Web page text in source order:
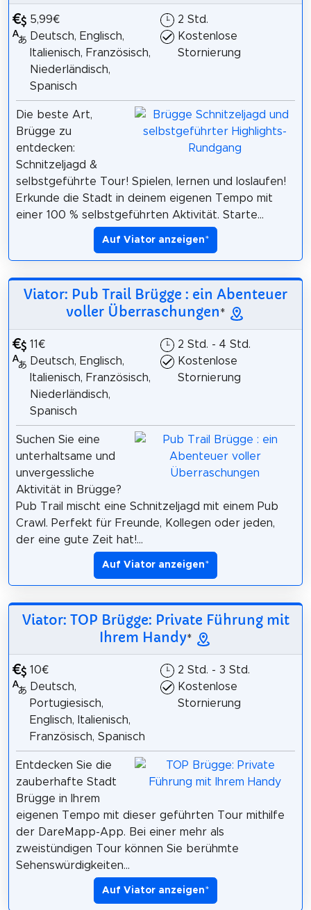
5,99€
Deutsch, Englisch,
Italienisch, Französisch,
Niederländisch,
Spanisch
2 Std.
Kostenlose
Stornierung
Die beste Art,
Brügge zu
entdecken:
Schnitzeljagd &
selbstgeführte Tour! Spielen, lernen und loslaufen!
Erkunde die Stadt in deinem eigenen Tempo mit
einer 100 % selbstgeführten Aktivität. Starte...
Auf Viator anzeigen*
Viator: Pub Trail Brügge : ein Abenteuer
voller Überraschungen*
11€
Deutsch, Englisch,
Italienisch, Französisch,
Niederländisch,
Spanisch
2 Std. - 4 Std.
Kostenlose
Stornierung
Suchen Sie eine
unterhaltsame und
unvergessliche
Aktivität in Brügge?
Pub Trail mischt eine Schnitzeljagd mit einem Pub
Crawl. Perfekt für Freunde, Kollegen oder jeden,
der eine gute Zeit hat!...
Auf Viator anzeigen*
Viator: TOP Brügge: Private Führung mit
Ihrem Handy*
10€
Deutsch,
Portugiesisch,
Englisch, Italienisch,
Französisch, Spanisch
2 Std. - 3 Std.
Kostenlose
Stornierung
Entdecken Sie die
zauberhafte Stadt
Brügge in Ihrem
eigenen Tempo mit dieser geführten Tour mithilfe
der DareMapp-App. Bei einer mehr als
zweistündigen Tour können Sie berühmte
Sehenswürdigkeiten...
Auf Viator anzeigen*